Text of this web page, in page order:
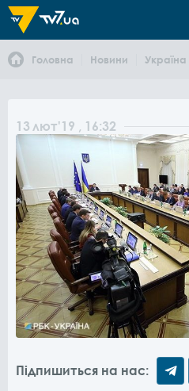
Головна Новини Україна
13 лют'19 , 16:32
Підпишиться на нас: